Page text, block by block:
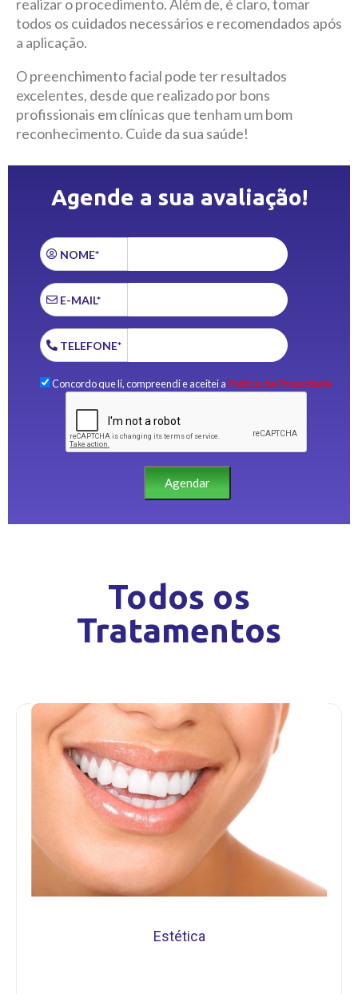
realizar o procedimento. Além de, é claro, tomar
todos os cuidados necessários e recomendados após
a aplicação.
O preenchimento facial pode ter resultados
excelentes, desde que realizado por bons
profissionais em clínicas que tenham um bom
reconhecimento. Cuide da sua saúde!
Agende a sua avaliação!
NOME*
E-MAIL*
TELEFONE*
Concordo que li, compreendi e aceitei a Política de Privacidade.
Agendar
Todos os
Tratamentos
Estética